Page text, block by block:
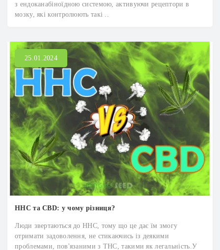
з ендоканабіноїдною системою, активуючи рецептори в
мозку, які контролюють такі ..
25.01.2024
HHC та CBD: у чому різниця?
Люди звертаються до HHC, тому що це дає їм змогу
отримати задоволення, не стикаючись із деякими
проблемами, пов'язаними з THC, такими як легальність.У